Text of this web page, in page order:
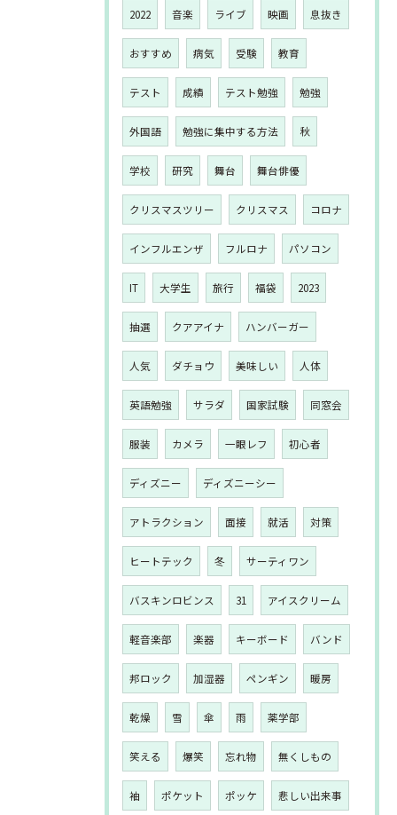
2022 音楽 ライブ 映画 息抜き
おすすめ 病気 受験 教育
テスト 成績 テスト勉強 勉強
外国語 勉強に集中する方法 秋
学校 研究 舞台 舞台俳優
クリスマスツリー クリスマス コロナ
インフルエンザ フルロナ パソコン
IT 大学生 旅行 福袋 2023
抽選 クアアイナ ハンバーガー
人気 ダチョウ 美味しい 人体
英語勉強 サラダ 国家試験 同窓会
服装 カメラ 一眼レフ 初心者
ディズニー ディズニーシー
アトラクション 面接 就活 対策
ヒートテック 冬 サーティワン
バスキンロビンス 31 アイスクリーム
軽音楽部 楽器 キーボード バンド
邦ロック 加湿器 ペンギン 暖房
乾燥 雪 傘 雨 薬学部
笑える 爆笑 忘れ物 無くしもの
袖 ポケット ポッケ 悲しい出来事